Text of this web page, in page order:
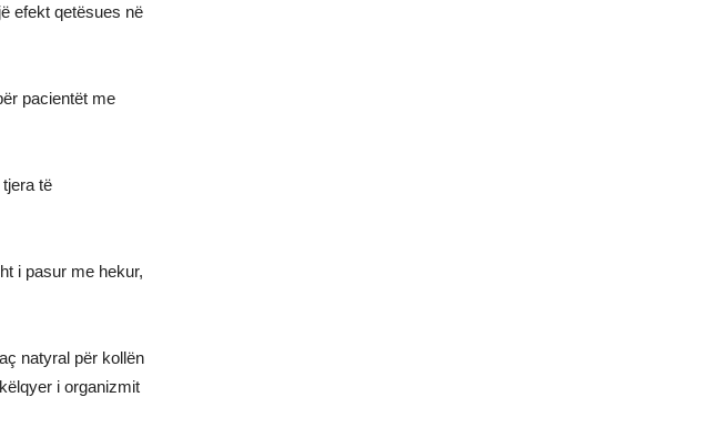
efekt qetësues në
pacientët me
të
i pasur me hekur,
natyral për kollën
i organizmit